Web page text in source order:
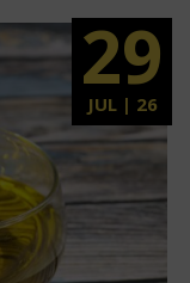
29
JUL | 26